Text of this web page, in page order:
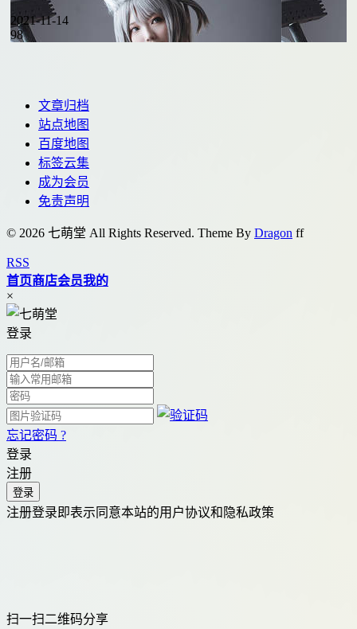
2021-11-14
98
文章归档
站点地图
百度地图
标签云集
成为会员
免责声明
© 2026 七萌堂 All Rights Reserved. Theme By Dragon ff
RSS
首页商店会员我的
×
登录
忘记密码 ?
登录
注册
注册登录即表示同意本站的用户协议和隐私政策
扫一扫二维码分享